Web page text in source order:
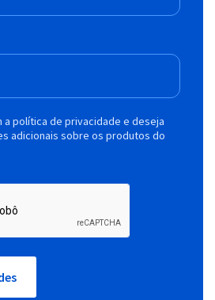
a política de privacidade e deseja
adicionais sobre os produtos do